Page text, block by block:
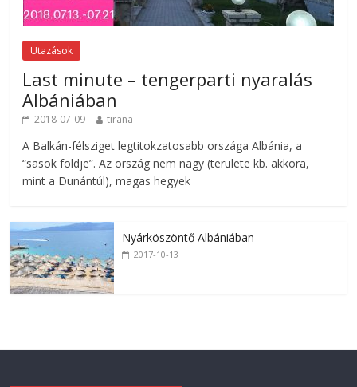
Utazások
Last minute – tengerparti nyaralás
Albániában
2018-07-09 tirana
A Balkán-félsziget legtitokzatosabb országa Albánia, a
“sasok földje”. Az ország nem nagy (területe kb. akkora,
mint a Dunántúl), magas hegyek
Nyárköszöntő Albániában
2017-10-13